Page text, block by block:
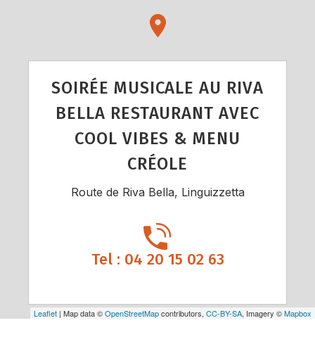
Leaflet | Map data ©OpenStreetMapcontributors, CC-BY-SA, Imagery ©Mapbox
SOIRÉE MUSICALE AU RIVA
BELLA RESTAURANT AVEC
COOL VIBES & MENU
CRÉOLE
Route de Riva Bella, Linguizzetta
Tel : 04 20 15 02 63